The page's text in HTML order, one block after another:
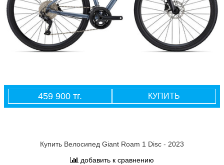
459 900 тг. КУПИТЬ
Купить Велосипед Giant Roam 1 Disc - 2023
добавить к сравнению